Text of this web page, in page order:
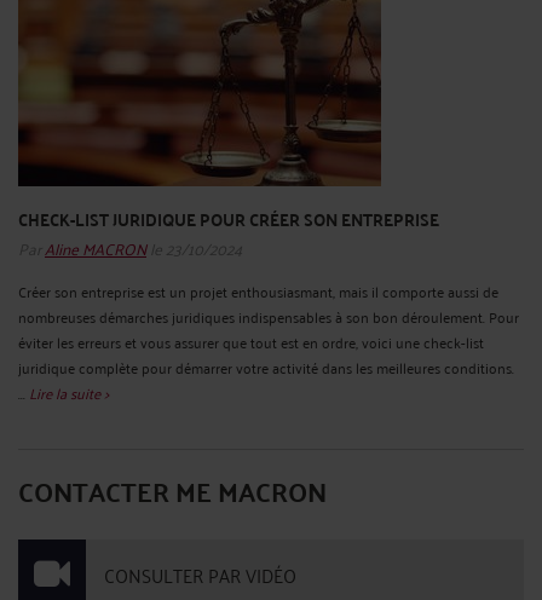
CHECK-LIST JURIDIQUE POUR CRÉER SON ENTREPRISE
ParAline MACRONle 23/10/2024
Créer son entreprise est un projet enthousiasmant, mais il comporte aussi de
nombreuses démarches juridiques indispensables à son bon déroulement. Pour
éviter les erreurs et vous assurer que tout est en ordre, voici une check-list
juridique complète pour démarrer votre activité dans les meilleures conditions.
... Lire la suite >
CONTACTER ME MACRON
CONSULTER PAR VIDÉO